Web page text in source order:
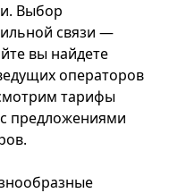
Выбор
связи —
вы найдете
операторов
тарифы
предложениями